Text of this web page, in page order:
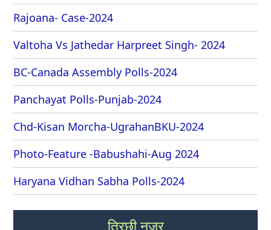
Rajoana- Case-2024
Valtoha Vs Jathedar Harpreet Singh- 2024
BC-Canada Assembly Polls-2024
Panchayat Polls-Punjab-2024
Chd-Kisan Morcha-UgrahanBKU-2024
Photo-Feature -Babushahi-Aug 2024
Haryana Vidhan Sabha Polls-2024
तिरछी नजर